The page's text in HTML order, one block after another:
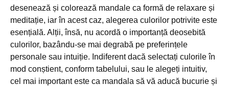
desenează și colorează mandale ca formă de relaxare și
meditație, iar în acest caz, alegerea culorilor potrivite este
esențială. Alții, însă, nu acordă o importanță deosebită
culorilor, bazându-se mai degrabă pe preferințele
personale sau intuiție. Indiferent dacă selectați culorile în
mod conștient, conform tabelului, sau le alegeți intuitiv,
cel mai important este ca mandala să vă aducă bucurie și